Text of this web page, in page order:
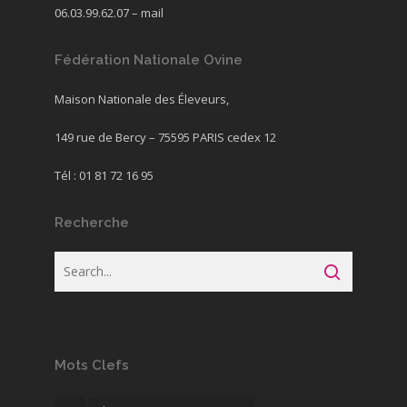
06.03.99.62.07 – mail
Fédération Nationale Ovine
Maison Nationale des Éleveurs,
149 rue de Bercy – 75595 PARIS cedex 12
Tél : 01 81 72 16 95
Recherche
Mots Clefs